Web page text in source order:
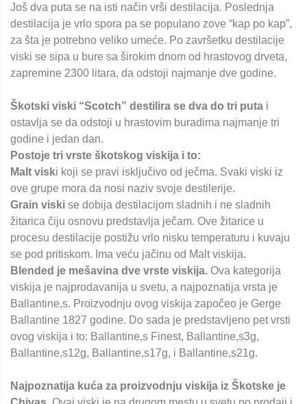
Još dva puta se na isti način vrši destilacija. Poslednja
destilacija je vrlo spora pa se populano zove “kap po kap”,
za šta je potrebno veliko umeće. Po završetku destilacije
viski se sipa u bure sa širokim dnom od hrastovog drveta,
zapremine 2300 litara, da odstoji najmanje dve godine.
Škotski viski “Scotch” destilira se dva do tri puta i
ostavlja se da odstoji u hrastovim buradima najmanje tri
godine i jedan dan.
Postoje tri vrste škotskog viskija i to:
Malt viski koji se pravi isključivo od ječma. Svaki viski iz
ove grupe mora da nosi naziv svoje destilerije.
Grain viski se dobija destilacijom sladnih i ne sladnih
žitarica čiju osnovu predstavlja ječam. Ove žitarice u
procesu destilacije postižu vrlo nisku temperaturu i kuvaju
se pod pritiskom. Ima veću jačinu od Malt viskija.
Blended je mešavina dve vrste viskija. Ova kategorija
viskija je najprodavanija u svetu, a najpoznatija vrsta je
Ballantine,s. Proizvodnju ovog viskija započeo je Gerge
Ballantine 1827 godine. Do sada je predstavljeno pet vrsti
ovog viskija i to: Ballantine,s Finest, Ballantine,s3g,
Ballantine,s12g, Ballantine,s17g, i Ballantine,s21g.
Najpoznatija kuća za proizvodnju viskija iz Škotske je